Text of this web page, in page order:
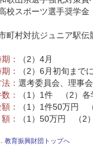
高校スポーツ選手奨学
市町村対抗ジュニア駅
：
（2）4月
：
（2）6月初旬まで
： 選考委員会、理事会
：
（1）1件 （2）
：
（1）1件50万円
：
（1）50万円 （2
教育振興財団トップへ